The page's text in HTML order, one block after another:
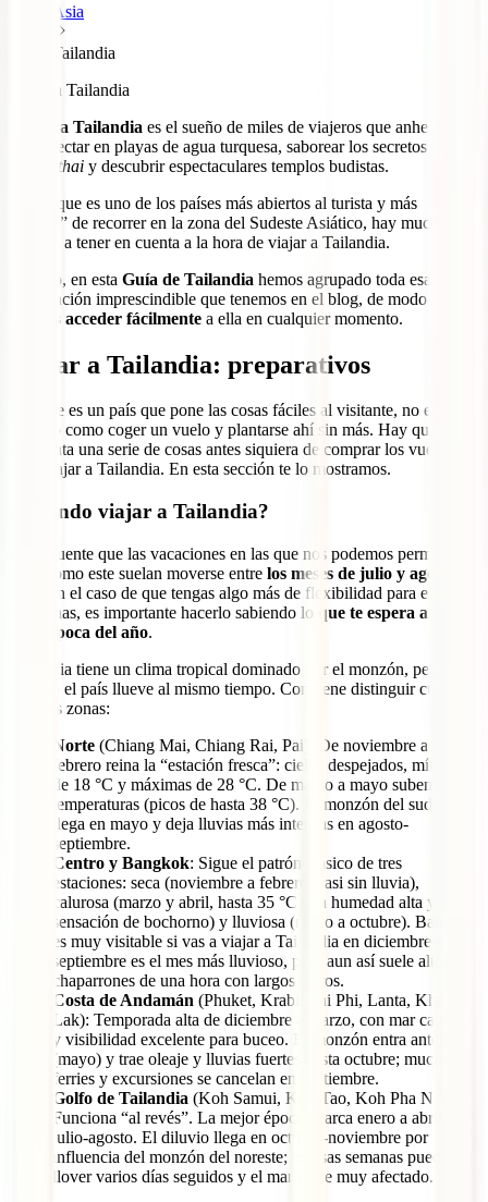
Asia
Tailandia
Viajar a Tailandia
Viajar a Tailandia es el sueño de miles de viajeros que anhelan
desconectar en playas de agua turquesa, saborear los secretos de la
thai y descubrir espectaculares templos budistas.
Pese a que es uno de los países más abiertos al turista y más
“fáciles” de recorrer en la zona del Sudeste Asiático, hay muchos
detalles a tener en cuenta a la hora de viajar a Tailandia.
Por ello, en esta Guía de Tailandia hemos agrupado toda esa
información imprescindible que tenemos en el blog, de modo que
puedas acceder fácilmente a ella en cualquier momento.
Viajar a Tailandia: preparativos
Aunque es un país que pone las cosas fáciles al visitante, no es tan
sencillo como coger un vuelo y plantarse ahí sin más. Hay que tener
en cuenta una serie de cosas antes siquiera de comprar los vuelos
para viajar a Tailandia. En esta sección te lo mostramos.
¿Cuándo viajar a Tailandia?
Es frecuente que las vacaciones en las que nos podemos permitir un
viaje como este suelan moverse entre los meses de julio y agosto
Pero, en el caso de que tengas algo más de flexibilidad para elegir
tus fechas, es importante hacerlo sabiendo lo
que te espera ahí en
cada época del año.
Tailandia tiene un clima tropical dominado por el monzón, pero no
en todo el país llueve al mismo tiempo. Conviene distinguir cuatro
grandes zonas:
Norte (Chiang Mai, Chiang Rai, Pai): De noviembre a
febrero reina la “estación fresca”: cielos despejados, mínimas
de 18 °C y máximas de 28 °C. De marzo a mayo suben las
temperaturas (picos de hasta 38 °C). El monzón del sudoeste
llega en mayo y deja lluvias más intensas en agosto-
septiembre.
Centro y Bangkok: Sigue el patrón clásico de tres
estaciones: seca (noviembre a febrero, casi sin lluvia),
calurosa (marzo y abril, hasta 35 °C con humedad alta y gran
sensación de bochorno) y lluviosa (mayo a octubre). Bangkok
es muy visitable si vas a viajar a Tailandia en diciembre-enero;
septiembre es el mes más lluvioso, pero aun así suele alternar
chaparrones de una hora con largos claros.
Costa de Andamán (Phuket, Krabi, Phi Phi, Lanta, Khao
Lak): Temporada alta de diciembre a marzo, con mar calmado
y visibilidad excelente para buceo. El monzón entra antes
(mayo) y trae oleaje y lluvias fuertes hasta octubre; muchos
ferries y excursiones se cancelan en septiembre.
Golfo de Tailandia (Koh Samui, Koh Tao, Koh Pha Ngan):
Funciona “al revés”. La mejor época abarca enero a abril y
julio-agosto. El diluvio llega en octubre-noviembre por
influencia del monzón del noreste; en esas semanas puede
llover varios días seguidos y el mar se ve muy afectado.